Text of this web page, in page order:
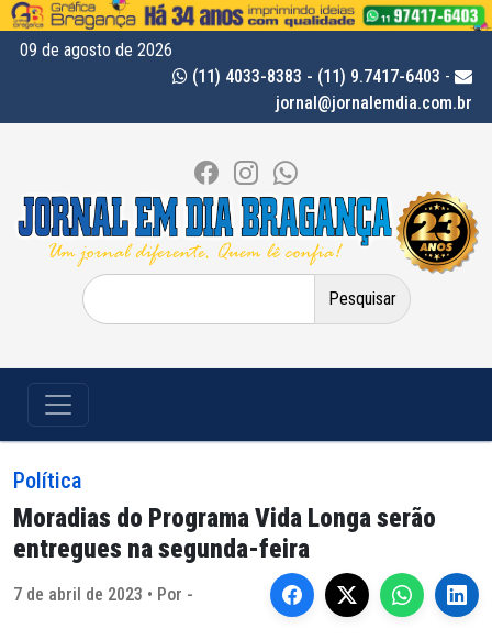
09 de agosto de 2026
(11) 4033-8383 - (11) 9.7417-6403 -
jornal@jornalemdia.com.br
Pesquisar
por:
Política
Moradias do Programa Vida Longa serão
entregues na segunda-feira
7 de abril de 2023 • Por -